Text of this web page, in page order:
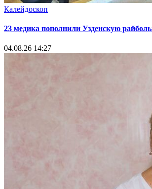
Калейдоскоп
23 медика пополнили Узденскую
04.08.26 14:27